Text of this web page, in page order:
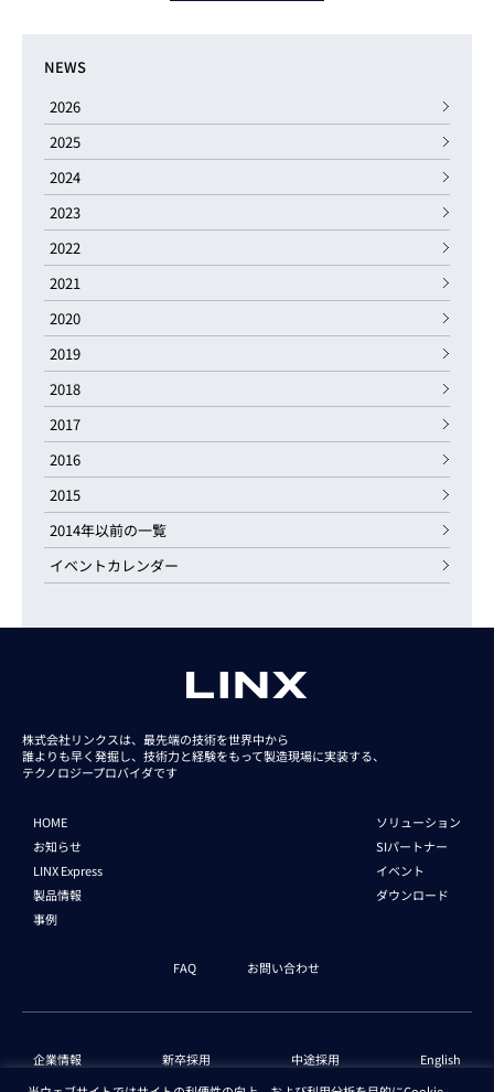
NEWS
2026
2025
2024
2023
2022
2021
2020
2019
2018
2017
2016
2015
2014年以前の一覧
イベントカレンダー
株式会社リンクスは、最先端の技術を世界中から
誰よりも早く発掘し、技術力と経験をもって製造現場に実装する、
テクノロジープロバイダです
HOME
お知らせ
LINX Express
製品情報
事例
ソリューション
SIパートナー
イベント
ダウンロード
FAQ お問い合わせ
企業情報 新卒採用 中途採用
English